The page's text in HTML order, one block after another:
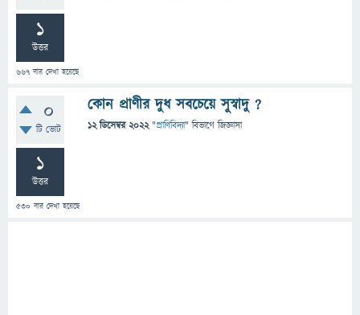
1
উত্তর
667 বার দেখা হয়েছে
0
টি ভোট
1
উত্তর
530 বার দেখা হয়েছে
কোন প্রাণীর দুধ সবচেয়ে সুস্বাদু ?
12 ডিসেম্বর 2022 "প্রাণিবিদ্যা" বিভাগে জিজ্ঞাসা